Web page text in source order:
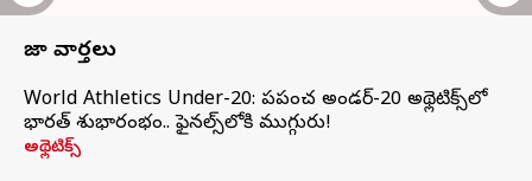
తాజా వార్తలు
World Athletics Under-20: ప్రపంచ అండర్-20 అథ్లెటిక్స్‌లో
భారత్‌ శుభారంభం.. ఫైనల్స్‌లోకి ముగ్గురు!
అథ్లెటిక్స్